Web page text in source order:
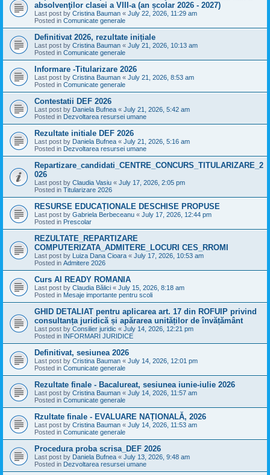
absolvenţilor clasei a VIII-a (an școlar 2026 - 2027)
Last post by Cristina Bauman « July 22, 2026, 11:29 am
Posted in Comunicate generale
Definitivat 2026, rezultate inițiale
Last post by Cristina Bauman « July 21, 2026, 10:13 am
Posted in Comunicate generale
Informare -Titularizare 2026
Last post by Cristina Bauman « July 21, 2026, 8:53 am
Posted in Comunicate generale
Contestatii DEF 2026
Last post by Daniela Bufnea « July 21, 2026, 5:42 am
Posted in Dezvoltarea resursei umane
Rezultate initiale DEF 2026
Last post by Daniela Bufnea « July 21, 2026, 5:16 am
Posted in Dezvoltarea resursei umane
Repartizare_candidati_CENTRE_CONCURS_TITULARIZARE_2
026
Last post by Claudia Vasiu « July 17, 2026, 2:05 pm
Posted in Titularizare 2026
RESURSE EDUCAȚIONALE DESCHISE PROPUSE
Last post by Gabriela Berbeceanu « July 17, 2026, 12:44 pm
Posted in Prescolar
REZULTATE_REPARTIZARE
COMPUTERIZATA_ADMITERE_LOCURI CES_RROMI
Last post by Luiza Dana Cioara « July 17, 2026, 10:53 am
Posted in Admitere 2026
Curs AI READY ROMANIA
Last post by Claudia Bălici « July 15, 2026, 8:18 am
Posted in Mesaje importante pentru scoli
GHID DETALIAT pentru aplicarea art. 17 din ROFUIP privind
consultanța juridică și apărarea unităților de învățământ
Last post by Consilier juridic « July 14, 2026, 12:21 pm
Posted in INFORMARI JURIDICE
Definitivat, sesiunea 2026
Last post by Cristina Bauman « July 14, 2026, 12:01 pm
Posted in Comunicate generale
Rezultate finale - Bacalureat, sesiunea iunie-iulie 2026
Last post by Cristina Bauman « July 14, 2026, 11:57 am
Posted in Comunicate generale
Rzultate finale - EVALUARE NAȚIONALĂ, 2026
Last post by Cristina Bauman « July 14, 2026, 11:53 am
Posted in Comunicate generale
Procedura proba scrisa_DEF 2026
Last post by Daniela Bufnea « July 13, 2026, 9:48 am
Posted in Dezvoltarea resursei umane